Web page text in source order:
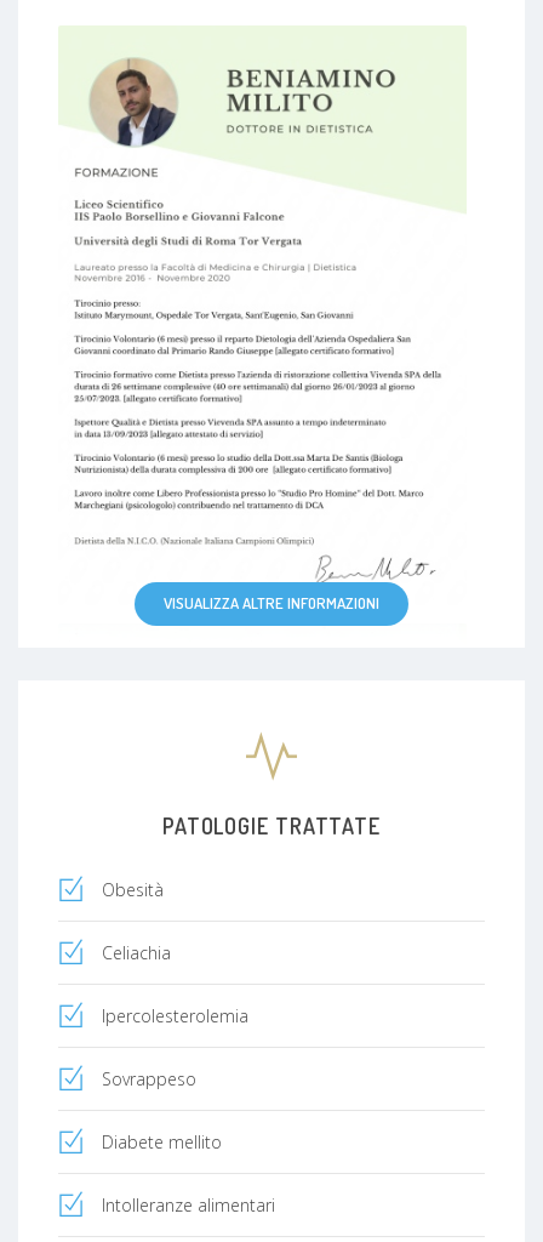
VISUALIZZA ALTRE INFORMAZIONI
PATOLOGIE TRATTATE
Obesità
Celiachia
Ipercolesterolemia
Sovrappeso
Diabete mellito
Intolleranze alimentari